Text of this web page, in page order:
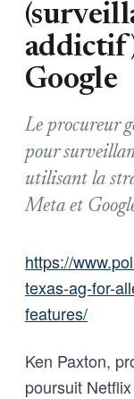
Google
Le procureur
pour
utilisant la
Meta et
https://
texas-ag-for-
features/
Ken Paxton,
poursuit